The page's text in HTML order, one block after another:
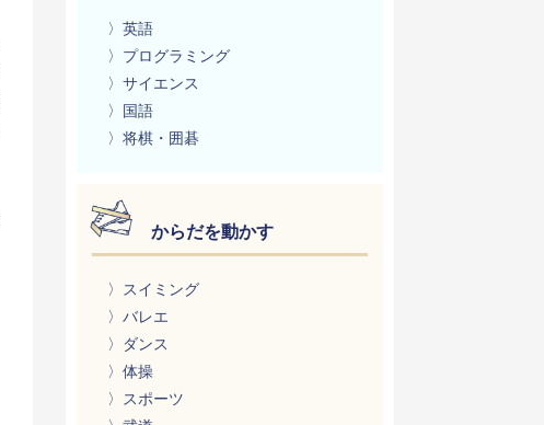
〉英語
〉プログラミング
〉サイエンス
〉国語
〉将棋・囲碁
からだを動かす
〉スイミング
〉バレエ
〉ダンス
〉体操
〉スポーツ